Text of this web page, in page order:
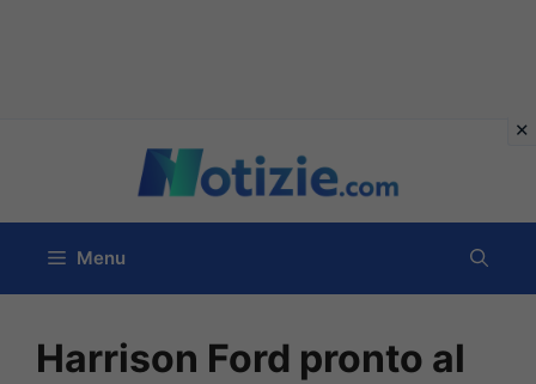
contenuto
Menu
Harrison Ford pronto al